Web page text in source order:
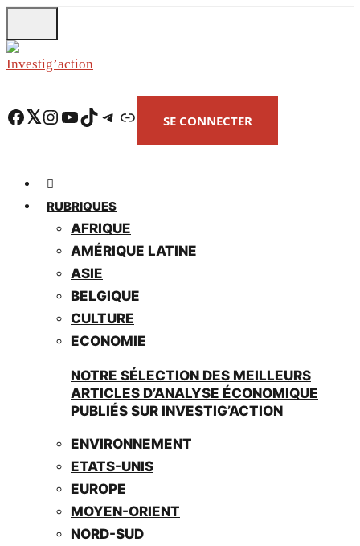
to
main
Facebook Twitter Instagram YouTube TikTok Telegram Lien SE CONNECTER
RUBRIQUES
AFRIQUE
AMÉRIQUE LATINE
ASIE
BELGIQUE
CULTURE
ECONOMIE
NOTRE SÉLECTION DES MEILLEURS
ARTICLES D’ANALYSE ÉCONOMIQUE
PUBLIÉS SUR INVESTIG’ACTION
ENVIRONNEMENT
ETATS-UNIS
EUROPE
MOYEN-ORIENT
NORD-SUD